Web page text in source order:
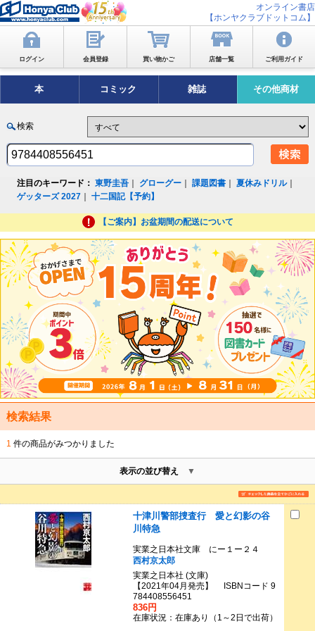
オンライン書店
【ホンヤクラブドットコム】
ログイン 会員登録 買い物かご 店舗一覧 ご利用ガイド
本 コミック 雑誌 その他商材
検索
注目のキーワード： 東野圭吾 グローグー ｜課題図書 ｜夏休みドリル｜
ゲッターズ 2027 ｜十二国記【予約】
【ご案内】お盆期間の配送について
検索結果
1 件の商品がみつかりました
表示の並び替え
十津川警部捜査行 愛と幻影の谷
川特急
実業之日本社文庫 にー１ー２４
西村京太郎
実業之日本社 (文庫)
【2021年04月発売】 ISBNコード 9
784408556451
836円
在庫状況：在庫あり（1～2日で出荷）